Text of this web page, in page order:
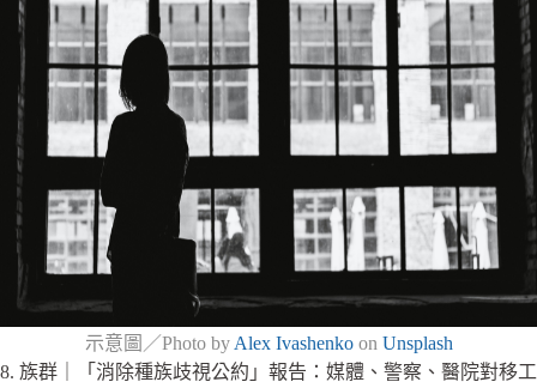
示意圖／Photo by Alex Ivashenkoon Unsplash
8. 族群｜「消除種族歧視公約」報告：媒體、警察、醫院對移工